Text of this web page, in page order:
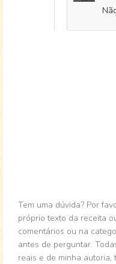
Tem uma dúvida? Por
próprio texto da receita
comentários ou na
antes de perguntar.
reais e de minha